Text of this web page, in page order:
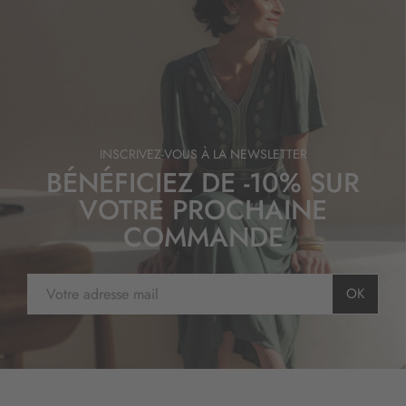
INSCRIVEZ-VOUS À LA NEWSLETTER
BÉNÉFICIEZ DE -10% SUR
VOTRE PROCHAINE
COMMANDE
s
OK